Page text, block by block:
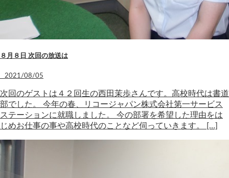
８月８日 次回の放送は
2021/08/05
次回のゲストは４２回生の西田茉歩さんです。高校時代は書道
部でした。 今年の春、リコージャパン株式会社第一サービス
ステーションに就職しました。 今の部署を希望した理由をは
じめお仕事の事や高校時代のことなど伺っていきます。 […]